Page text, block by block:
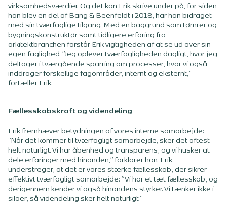
virksomhedsværdier. Og det kan Erik skrive under på, for siden
han blev en del af Bang & Beenfeldt i 2018, har han bidraget
med sin tværfaglige tilgang. Med en baggrund som tømrer og
bygningskonstruktør samt tidligere erfaring fra
arkitektbranchen forstår Erik vigtigheden af at se ud over sin
egen faglighed. ”Jeg oplever tværfagligheden dagligt, hvor jeg
deltager i tværgående sparring om processer, hvor vi også
inddrager forskellige fagområder, internt og eksternt,”
fortæller Erik.
Fællesskabskraft og videndeling
Erik fremhæver betydningen af vores interne samarbejde:
”Når det kommer til tværfagligt samarbejde, sker det oftest
helt naturligt. Vi har åbenhed og transparens, og vi husker at
dele erfaringer med hinanden,” forklarer han. Erik
understreger, at det er vores stærke fællesskab, der sikrer
effektivt tværfagligt samarbejde: ”Vi har et tæt fællesskab, og
derigennem kender vi også hinandens styrker. Vi tænker ikke i
siloer, så videndeling sker helt naturligt.”